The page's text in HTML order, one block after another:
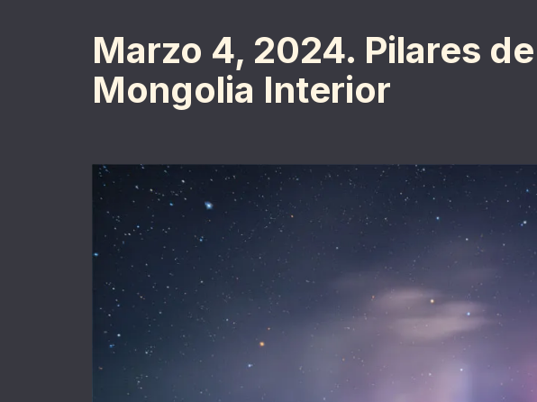
Marzo 4, 2024. Pilares
Mongolia Interior